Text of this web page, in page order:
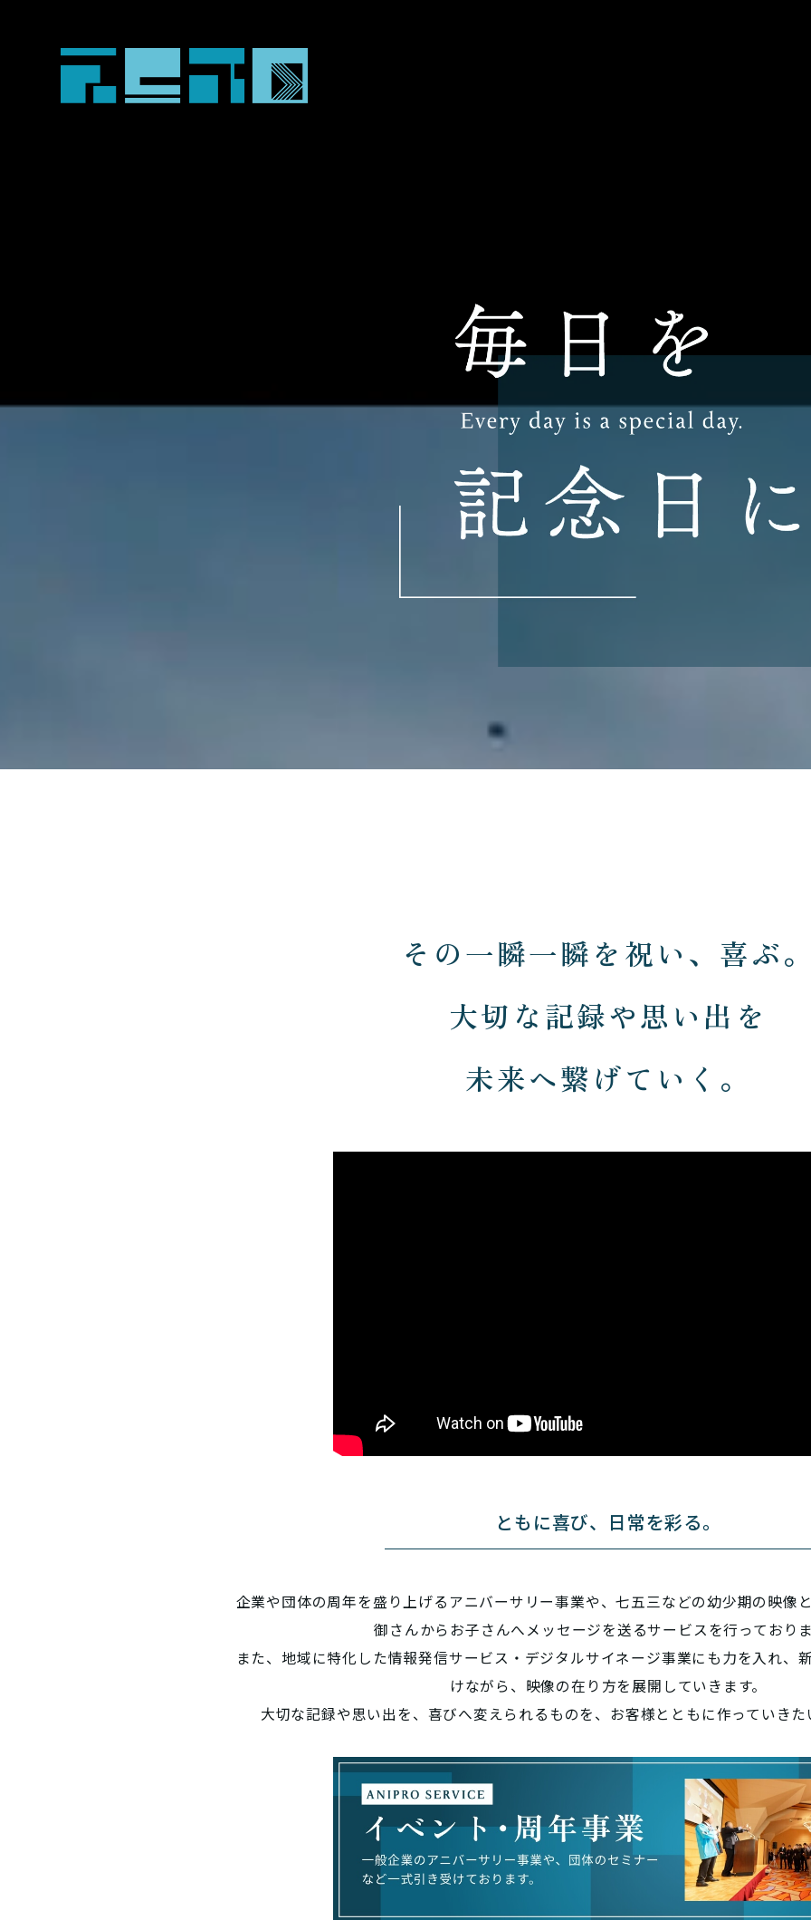
その一瞬一瞬を祝い、喜ぶ
大切な記録や思い出を
未来へ繋げていく。
ともに喜び、日常を彩る。
企業や団体の周年を盛り上げるアニバーサリー事業や、七五三などの幼少期の映像
御さんからお子さんへメッセージを送るサービスを行っており
また、地域に特化した情報発信サービス・デジタルサイネージ事業にも力を入れ、
けながら、映像の在り方を展開していきます。
大切な記録や思い出を、喜びへ変えられるものを、お客様とともに作っていき